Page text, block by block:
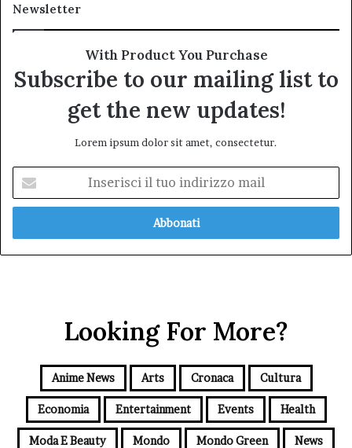
Newsletter
With Product You Purchase
Subscribe to our mailing list to
get the new updates!
Lorem ipsum dolor sit amet, consectetur.
tuo
mail
Looking For More?
Anime News Arts Cronaca Cultura
Economia Entertainment Events Health
Moda E Beauty Mondo Mondo Green News